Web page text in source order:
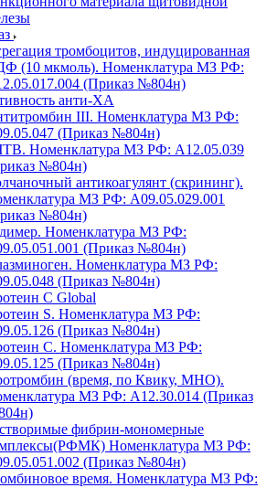
тромбоцитов, индуцированная
(10 мкмоль). Номенклатура МЗ РФ:
(Приказ №804н)
анти-ХА
III. Номенклатура МЗ РФ:
(Приказ №804н)
Номенклатура МЗ РФ: A12.05.039
№804н)
антикоагулянт (скрининг).
МЗ РФ: A09.05.029.001
№804н)
Номенклатура МЗ РФ:
(Приказ №804н)
Номенклатура МЗ РФ:
(Приказ №804н)
C Global
S. Номенклатура МЗ РФ:
(Приказ №804н)
С. Номенклатура МЗ РФ:
(Приказ №804н)
(время, по Квику, МНО).
МЗ РФ: A12.30.014 (Приказ
фибрин-мономерные
Номенклатура МЗ РФ:
(Приказ №804н)
время. Номенклатура МЗ РФ: